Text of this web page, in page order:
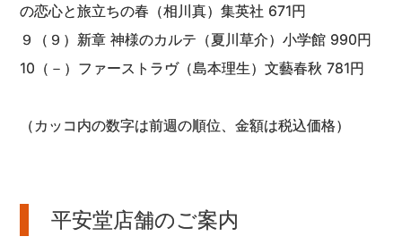
の恋心と旅立ちの春（相川真）集英社 671円
９（９）新章 神様のカルテ（夏川草介）小学館 990円
10（－）ファーストラヴ（島本理生）文藝春秋 781円
（カッコ内の数字は前週の順位、金額は税込価格）
平安堂店舗のご案内